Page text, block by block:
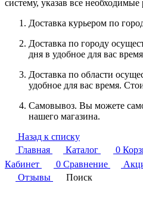
систему, указав все необходимые
Доставка курьером по
Доставка по городу
дня в удобное для вас
Доставка по области
удобное для вас время.
Самовывоз. Вы можете
нашего магазина.
Назад к списку
Главная
Каталог 0
Кабинет
0 Сравнение
Отзывы
Поиск